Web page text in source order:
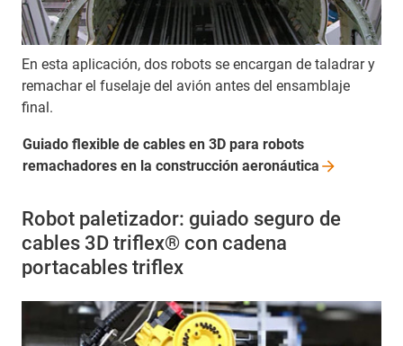
En esta aplicación, dos robots se encargan de taladrar y
remachar el fuselaje del avión antes del ensamblaje
final.
Guiado flexible de cables en 3D para robots
remachadores en la construcción aeronáutica
Robot paletizador: guiado seguro de
cables 3D triflex® con cadena
portacables triflex